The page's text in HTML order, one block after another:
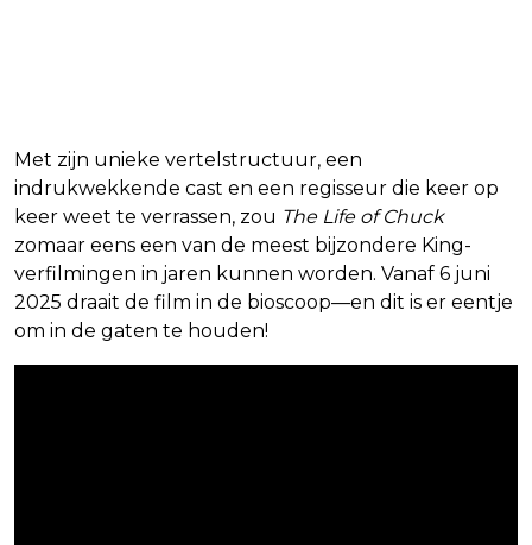
Met zijn unieke vertelstructuur, een
indrukwekkende cast en een regisseur die keer op
keer weet te verrassen, zou The Life of Chuck
zomaar eens een van de meest bijzondere King-
verfilmingen in jaren kunnen worden. Vanaf 6 juni
2025 draait de film in de bioscoop—en dit is er eentje
om in de gaten te houden!